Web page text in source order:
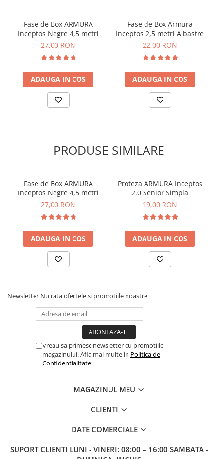
Fase de Box ARMURA
Inceptos Negre 4,5 metri
27,00 RON
ADAUGA IN COS
Fase de Box Armura
Inceptos 2,5 metri Albastre
22,00 RON
ADAUGA IN COS
PRODUSE SIMILARE
Fase de Box ARMURA
Inceptos Negre 4,5 metri
27,00 RON
ADAUGA IN COS
Proteza ARMURA Inceptos
2.0 Senior Simpla
19,00 RON
ADAUGA IN COS
Newsletter Nu rata ofertele si promotiile noastre
Vreau sa primesc newsletter cu promotiile
magazinului. Afla mai multe in Politica de
Confidentialitate
MAGAZINUL MEU
CLIENTI
DATE COMERCIALE
SUPORT CLIENTI LUNI - VINERI: 08:00 – 16:00 SAMBATA -